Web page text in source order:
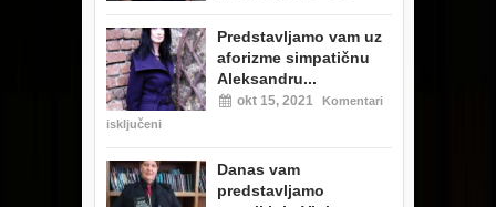
Predstavljamo vam uz
aforizme simpatičnu
Aleksandru...
okt 15, 2021
Komentari
isključeni
Danas vam
predstavljamo